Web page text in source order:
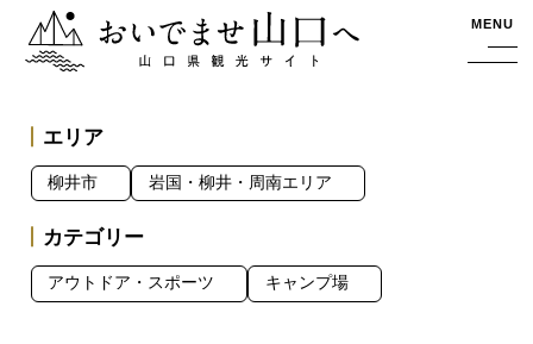
おいでませ山口へー山口県観光サイト MENU
エリア
柳井市 岩国・柳井・周南エリア
カテゴリー
アウトドア・スポーツ キャンプ場